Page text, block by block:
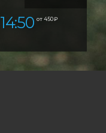
14:50 от 450 ₽